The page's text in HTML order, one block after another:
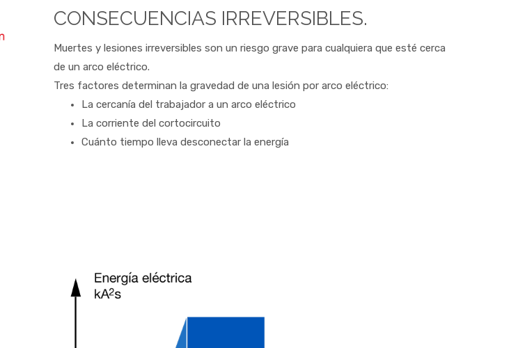
CONSECUENCIAS IRREVERSIBLES.
Muertes y lesiones irreversibles son un riesgo grave para cualquiera que esté cerca
de un arco eléctrico.
Tres factores determinan la gravedad de una lesión por arco eléctrico:
La cercanía del trabajador a un arco eléctrico
La corriente del cortocircuito
Cuánto tiempo lleva desconectar la energía